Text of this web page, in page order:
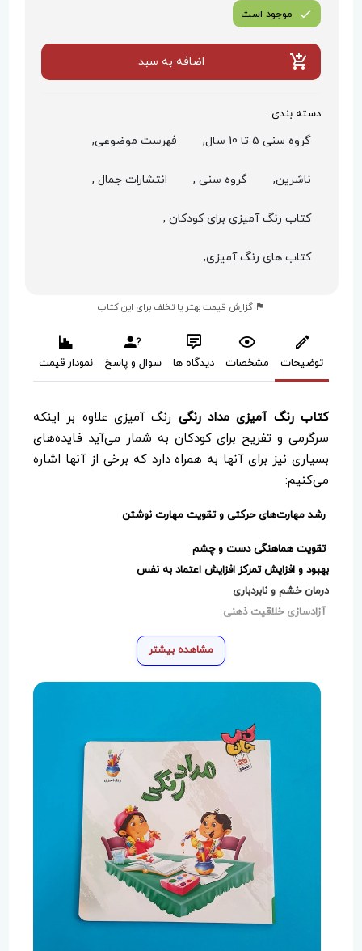
موجود است
اضافه به سبد
دسته بندی:
گروه سنی 5 تا 10 سال, فهرست موضوعی,
ناشرین, گروه سنی , انتشارات جمال ,
کتاب رنگ آمیزی برای کودکان ,
کتاب های رنگ آمیزی,
گزارش قیمت بهتر یا تخلف برای این کتاب
توضیحات مشخصات دیدگاه ها سوال و پاسخ نمودار قیمت
کتاب رنگ آمیزی مداد رنگی رنگ آمیزی علاوه بر اینکه
سرگرمی و تفریح برای کودکان به شمار می‌آید فایده‌های
بسیاری نیز برای آنها به همراه دارد که برخی از آنها اشاره
می‌کنیم:
رشد مهارت‌های حرکتی و تقویت مهارت نوشتن
تقویت هماهنگی دست و چشم
بهبود و افزایش تمرکز افزایش اعتماد به نفس
درمان خشم و نابردباری
آزادسازی خلاقیت ذهنی
مشاهده بیشتر